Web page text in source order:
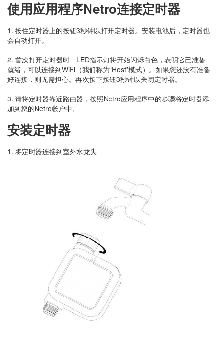
使用应用程序Netro连接定时器
1. 按住定时器上的按钮3秒钟以打开定时器。安装电池后，定时器也
会自动打开。
2. 首次打开定时器时，LED指示灯将开始闪烁白色，表明它已准备
就绪，可以连接到WiFi（我们称为“Host”模式）。如果您还没有准备
好连接，则无需担心。再次按下按钮3秒钟以关闭定时器。
3. 请将定时器靠近路由器，按照Netro应用程序中的步骤将定时器添
加到您的Netro帐户中。
安装定时器
1. 将定时器连接到室外水龙头